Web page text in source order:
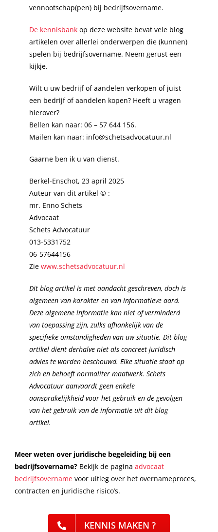
vennootschap(pen) bij bedrijfsovername.
De kennisbankop deze website bevat vele blog
artikelen over allerlei onderwerpen die (kunnen)
spelen bij bedrijfsovername. Neem gerust een
kijkje.
Wilt u uw bedrijf of aandelen verkopen of juist
een bedrijf of aandelen kopen? Heeft u vragen
hierover?
Bellen kan naar: 06 – 57 644 156.
Mailen kan naar: info@schetsadvocatuur.nl
Gaarne ben ik u van dienst.
Berkel-Enschot, 23 april 2025
Auteur van dit artikel © :
mr. Enno Schets
Advocaat
Schets Advocatuur
013-5331752
06-57644156
Zie www.schetsadvocatuur.nl
Dit blog artikel is met aandacht geschreven, doch is
algemeen van karakter en van informatieve aard.
Deze algemene informatie kan niet of verminderd
van toepassing zijn, zulks afhankelijk van de
specifieke omstandigheden van uw situatie. Dit blog
artikel dient derhalve niet als concreet juridisch
advies te worden beschouwd. Elke situatie staat op
zich en behoeft normaliter maatwerk. Schets
Advocatuur aanvaardt geen enkele
aansprakelijkheid voor het gebruik en de gevolgen
van het gebruik van de informatie uit dit blog
artikel.
Meer weten over juridische begeleiding bij een
bedrijfsovername?Bekijk de pagina advocaat
bedrijfsovernamevoor uitleg over het overnameproces,
contracten en juridische risico’s.
KENNIS MAKEN ?